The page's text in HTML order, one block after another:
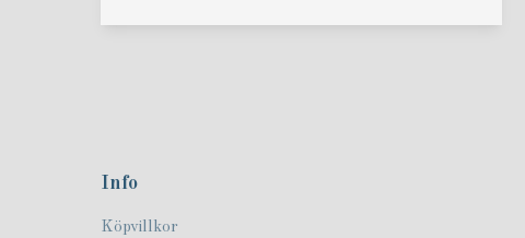
Info
Köpvillkor